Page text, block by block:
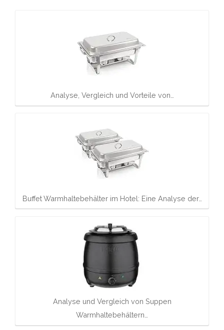
Analyse, Vergleich und Vorteile von…
Buffet Warmhaltebehälter im Hotel: Eine Analyse der…
Analyse und Vergleich von Suppen
Warmhaltebehältern…